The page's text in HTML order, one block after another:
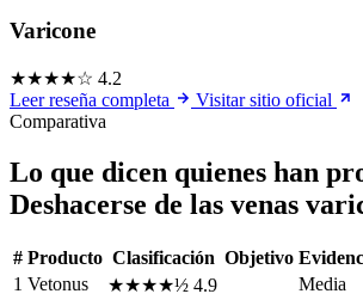
Varicone
★★★★☆ 4.2
Leer reseña completa
Visitar sitio oficial
Comparativa
Lo que dicen quienes han
Deshacerse de las venas
# Producto Clasificación Objetivo
1 Vetonus ★★★★½ 4.9
Media